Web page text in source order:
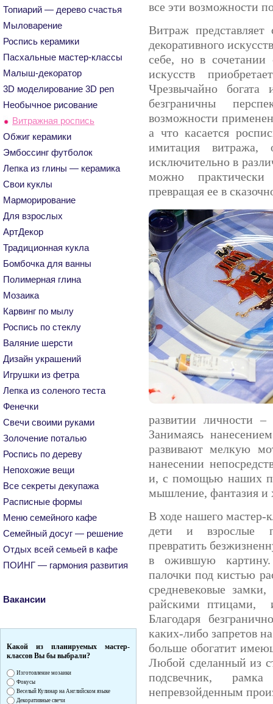
Топиарий — дерево счастья
Мыловарение
Роспись керамики
Пасхальные мастер-классы
Малыш-декоратор
3D моделирование 3D pen
Необычное рисование
Витражная роспись
Обжиг керамики
Эмбоссинг футболок
Лепка из глины — керамика
Свои куклы
Марморирование
Для взрослых
АртДекор
Традиционная кукла
Бомбочка для ванны
Полимерная глина
Мозаика
Карвинг по мылу
Роспись по стеклу
Валяние шерсти
Дизайн украшений
Игрушки из фетра
Лепка из соленого теста
Фенечки
Свечи своими руками
Золочение поталью
Роспись по дереву
Непохожие вещи
Все секреты декупажа
Расписные формы
Меню семейного кафе
Семейный досуг — решение
Отдых всей семьей в кафе
ПОИНГ — гармония развития
Вакансии
Какой из планируемых мастер-
классов Вы бы выбрали?
Изготовление мозаики
Фокусы
Веселый Кулинар на Английском языке
Декоративные свечи
все эти возможности
Витраж
декоративного
себе, но в сочетании
искусств
Чрезвычайно богата
безграничны
возможности
а что касается
имитация витража,
исключительно в
можно
превращая ее в
развитии личности
Занимаясь
развивают мелкую
нанесении
и, с помощью наших
мышление, фантазия и
В ходе нашего мастер-
дети и взрослые
превратить
в ожившую
палочки под кистью
средневековые
райскими птицами,
Благодаря
каких-либо запретов
больше обогатит
Любой сделанный из
подсвечник,
непревзойденным